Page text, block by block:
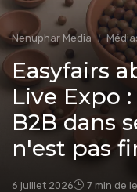
Nenuphar Media
Easyfairs
Live Expo
B2B dans
n'est pas
6 juillet 2026 7 min de